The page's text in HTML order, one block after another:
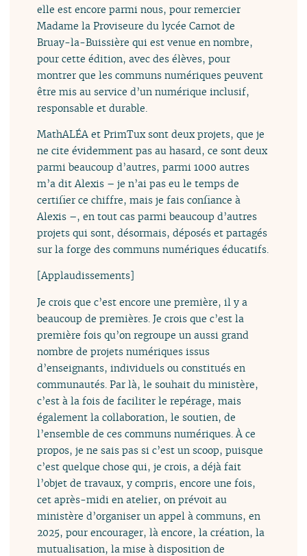
elle est encore parmi nous, pour remercier
Madame la Proviseure du lycée Carnot de
Bruay-la-Buissière qui est venue en nombre,
pour cette édition, avec des élèves, pour
montrer que les communs numériques peuvent
être mis au service d’un numérique inclusif,
responsable et durable.
MathALÉA et PrimTux sont deux projets, que je
ne cite évidemment pas au hasard, ce sont deux
parmi beaucoup d’autres, parmi 1000 autres
m’a dit Alexis – je n’ai pas eu le temps de
certifier ce chiffre, mais je fais confiance à
Alexis –, en tout cas parmi beaucoup d’autres
projets qui sont, désormais, déposés et partagés
sur la forge des communs numériques éducatifs.
[Applaudissements]
Je crois que c’est encore une première, il y a
beaucoup de premières. Je crois que c’est la
première fois qu’on regroupe un aussi grand
nombre de projets numériques issus
d’enseignants, individuels ou constitués en
communautés. Par là, le souhait du ministère,
c’est à la fois de faciliter le repérage, mais
également la collaboration, le soutien, de
l’ensemble de ces communs numériques. À ce
propos, je ne sais pas si c’est un scoop, puisque
c’est quelque chose qui, je crois, a déjà fait
l’objet de travaux, y compris, encore une fois,
cet après-midi en atelier, on prévoit au
ministère d’organiser un appel à communs, en
2025, pour encourager, là encore, la création, la
mutualisation, la mise à disposition de